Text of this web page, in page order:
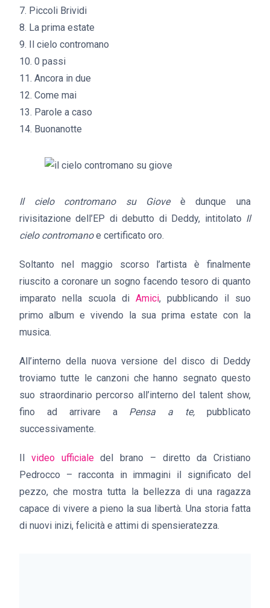
7. Piccoli Brividi
8. La prima estate
9. Il cielo contromano
10. 0 passi
11. Ancora in due
12. Come mai
13. Parole a caso
14. Buonanotte
Il cielo contromano su Gioveè dunque una
rivisitazione dell’EP di debutto di Deddy, intitolato Il
cielo contromanoe certificato oro.
Soltanto nel maggio scorso l’artista è finalmente
riuscito a coronare un sogno facendo tesoro di quanto
imparato nella scuola di Amici, pubblicando il suo
primo album e vivendo la sua prima estate con la
musica.
All’interno della nuova versione del disco di Deddy
troviamo tutte le canzoni che hanno segnato questo
suo straordinario percorso all’interno del talent show,
fino ad arrivare a Pensa a te,pubblicato
successivamente.
Il video ufficialedel brano – diretto da Cristiano
Pedrocco – racconta in immagini il significato del
pezzo, che mostra tutta la bellezza di una ragazza
capace di vivere a pieno la sua libertà. Una storia fatta
di nuovi inizi, felicità e attimi di spensieratezza.